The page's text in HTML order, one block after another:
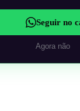
Seguir no
Agora não